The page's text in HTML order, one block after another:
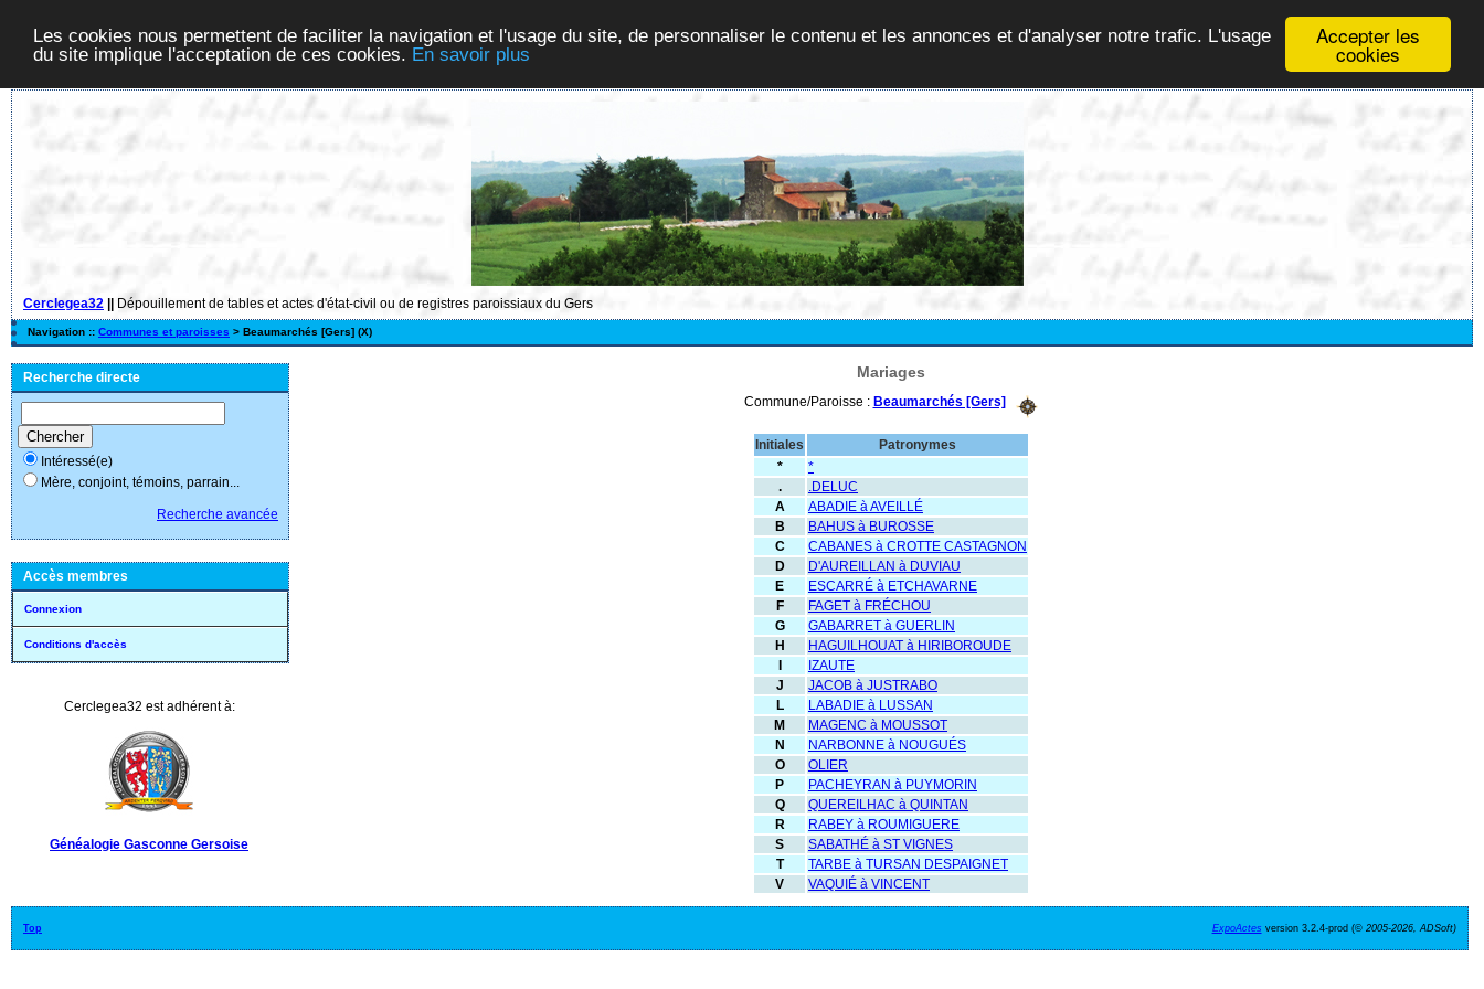
Accepter les
cookies
Les cookies nous permettent de faciliter la navigation et l'usage du site, de personnaliser le contenu et les annonces et d'analyser notre trafic. L'usage
du site implique l'acceptation de ces cookies. En savoir plus
Cerclegea32 Dépouillement de tables et actes d'état-civil ou de registres paroissiaux du Gers
Navigation :: Communes et paroisses > Beaumarchés [Gers] (X)
Recherche directe
Intéressé(e)
Mère, conjoint, témoins, parrain...
Recherche avancée
Accès membres
Connexion
Conditions d'accès
Cerclegea32 est adhérent à:
Généalogie Gasconne Gersoise
Mariages
Commune/Paroisse : Beaumarchés [Gers]
Initiales
Patronymes
*
*
.
.DELUC
A
ABADIE à AVEILLÉ
B
BAHUS à BUROSSE
C
CABANES à CROTTE CASTAGNON
D
D'AUREILLAN à DUVIAU
E
ESCARRÉ à ETCHAVARNE
F
FAGET à FRÉCHOU
G
GABARRET à GUERLIN
H
HAGUILHOUAT à HIRIBOROUDE
I
IZAUTE
J
JACOB à JUSTRABO
L
LABADIE à LUSSAN
M
MAGENC à MOUSSOT
N
NARBONNE à NOUGUÉS
O
OLIER
P
PACHEYRAN à PUYMORIN
Q
QUEREILHAC à QUINTAN
R
RABEY à ROUMIGUERE
S
SABATHÉ à ST VIGNES
T
TARBE à TURSAN DESPAIGNET
V
VAQUIÉ à VINCENT
Top ExpoActes version 3.2.4-prod (©2005-2026, ADSoft)